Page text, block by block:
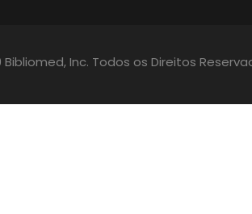
Bibliomed, Inc. Todos os Direitos